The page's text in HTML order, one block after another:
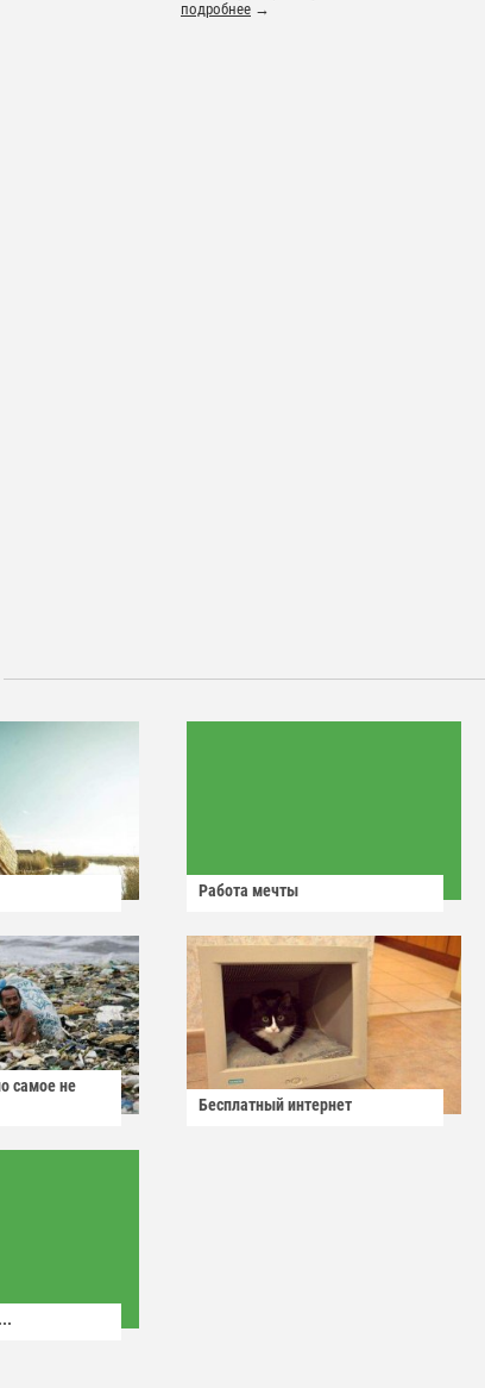
подробнее →
Работа мечты
самое не
Бесплатный интернет